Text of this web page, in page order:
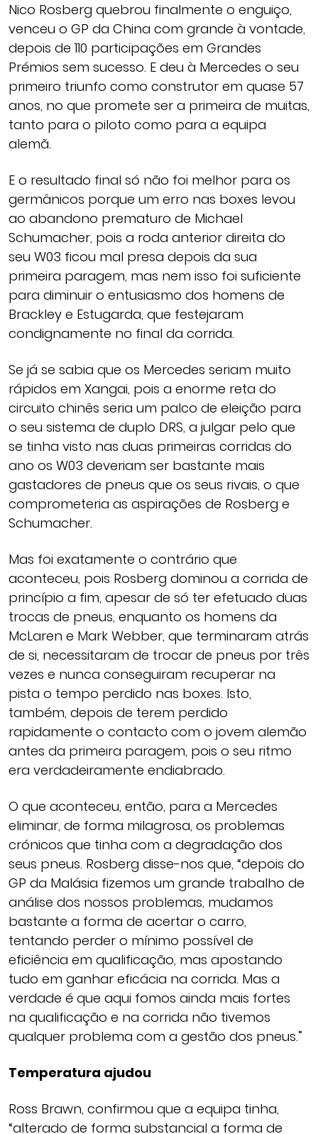
Nico Rosberg quebrou finalmente o enguiço,
venceu o GP da China com grande à vontade,
depois de 110 participações em Grandes
Prémios sem sucesso. E deu à Mercedes o seu
primeiro triunfo como construtor em quase 57
anos, no que promete ser a primeira de muitas,
tanto para o piloto como para a equipa
alemã.
E o resultado final só não foi melhor para os
germânicos porque um erro nas boxes levou
ao abandono prematuro de Michael
Schumacher, pois a roda anterior direita do
seu W03 ficou mal presa depois da sua
primeira paragem, mas nem isso foi suficiente
para diminuir o entusiasmo dos homens de
Brackley e Estugarda, que festejaram
condignamente no final da corrida.
Se já se sabia que os Mercedes seriam muito
rápidos em Xangai, pois a enorme reta do
circuito chinês seria um palco de eleição para
o seu sistema de duplo DRS, a julgar pelo que
se tinha visto nas duas primeiras corridas do
ano os W03 deveriam ser bastante mais
gastadores de pneus que os seus rivais, o que
comprometeria as aspirações de Rosberg e
Schumacher.
Mas foi exatamente o contrário que
aconteceu, pois Rosberg dominou a corrida de
princípio a fim, apesar de só ter efetuado duas
trocas de pneus, enquanto os homens da
McLaren e Mark Webber, que terminaram atrás
de si, necessitaram de trocar de pneus por três
vezes e nunca conseguiram recuperar na
pista o tempo perdido nas boxes. Isto,
também, depois de terem perdido
rapidamente o contacto com o jovem alemão
antes da primeira paragem, pois o seu ritmo
era verdadeiramente endiabrado.
O que aconteceu, então, para a Mercedes
eliminar, de forma milagrosa, os problemas
crónicos que tinha com a degradação dos
seus pneus. Rosberg disse-nos que, “depois do
GP da Malásia fizemos um grande trabalho de
análise dos nossos problemas, mudamos
bastante a forma de acertar o carro,
tentando perder o mínimo possível de
eficiência em qualificação, mas apostando
tudo em ganhar eficácia na corrida. Mas a
verdade é que aqui fomos ainda mais fortes
na qualificação e na corrida não tivemos
qualquer problema com a gestão dos pneus.”
Temperatura ajudou
Ross Brawn, confirmou que a equipa tinha,
“alterado de forma substancial a forma de